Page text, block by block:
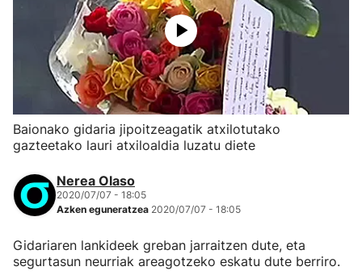
Baionako gidaria jipoitzeagatik atxilotutako
gazteetako lauri atxiloaldia luzatu diete
Nerea Olaso
2020/07/07 - 18:05
Azken eguneratzea 2020/07/07 - 18:05
Gidariaren lankideek greban jarraitzen dute, eta
segurtasun neurriak areagotzeko eskatu dute berriro.